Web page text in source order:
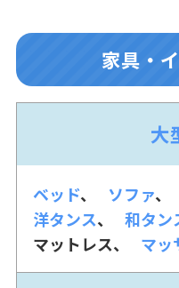
家具・
大
ベッド ソファ
洋タンス
和タン
マットレス
マッ